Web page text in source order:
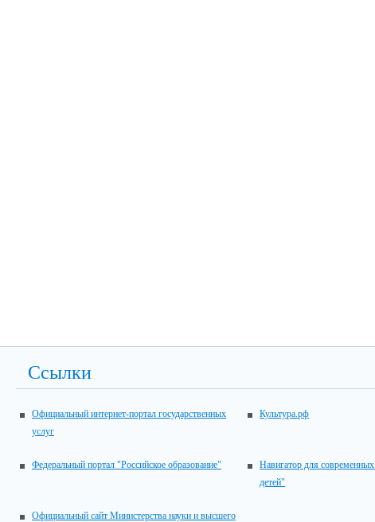
Ссылки
Официальный интернет-портал государственных
услуг
Культура.рф
Федеральный портал "Российское образование"
Навигатор для
детей"
Официальный сайт Министерства науки и высшего